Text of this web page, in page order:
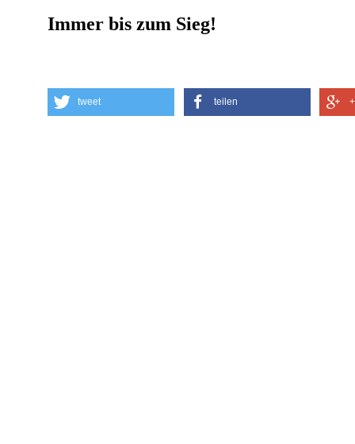
Immer bis zum Sieg!
tweet teilen